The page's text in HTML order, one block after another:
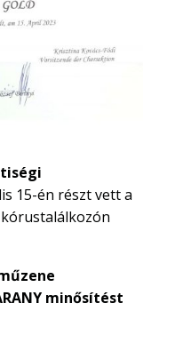
15-én részt vett a
minősítést